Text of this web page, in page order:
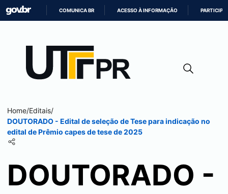
CONTEÚDO
COMUNICA BR ACESSO À INFORMAÇÃO PARTICIPE
Home/Editais/
DOUTORADO - Edital de seleção de Tese para indicação no
edital de Prêmio capes de tese de 2025
DOUTORADO -